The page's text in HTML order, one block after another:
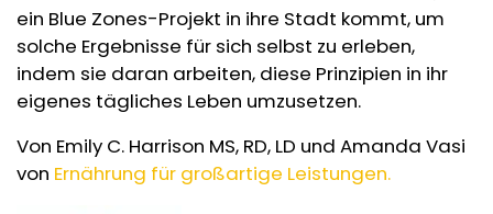
ein Blue Zones-Projekt in ihre Stadt kommt, um
solche Ergebnisse für sich selbst zu erleben,
indem sie daran arbeiten, diese Prinzipien in ihr
eigenes tägliches Leben umzusetzen.
Von Emily C. Harrison MS, RD, LD und Amanda Vasi
von Ernährung für großartige Leistungen.